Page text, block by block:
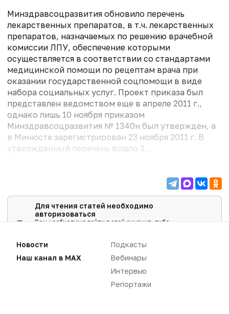
Минздравсоцразвития обновило перечень
лекарственных препаратов, в т.ч. лекарственных
препаратов, назначаемых по решению врачебной
комиссии ЛПУ, обеспечение которыми
осуществляется в соответствии со стандартами
медицинской помощи по рецептам врача при
оказании государственной соцпомощи в виде
набора социальных услуг. Проект приказа был
представлен ведомством еще в апреле 2011 г.,
однако лишь 10 ноября приказом
Минздравсоцразвития № 1340н был утвержден, а
в Минюсте зарегистрирован 23 ноября 2011 г. В
утвержденный перечень вошло 3...
Для чтения статей необходимо
авторизоваться
Вам необходимо войти в свой аккаунт, либо
Новости
Наш канал в MAX
Подкасты
Вебинары
Интервью
Репортажи